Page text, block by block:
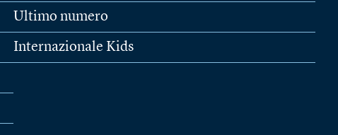
Ultimo numero
Internazionale Kids